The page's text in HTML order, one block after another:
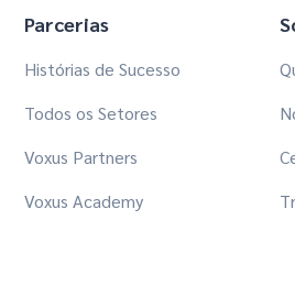
Parcerias
Histórias de Sucesso
Todos os Setores
Voxus Partners
Voxus Academy